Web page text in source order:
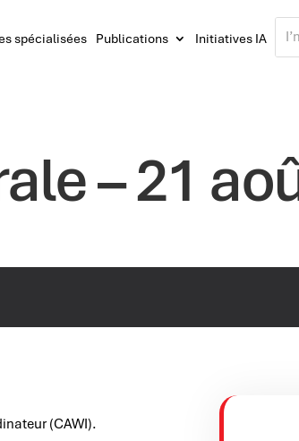
spécialisées Publications Initiatives IA
– 21
(CAWI).